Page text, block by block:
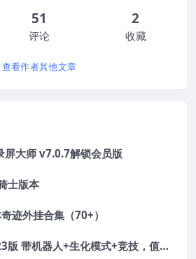
51
评论
2
收藏
查看作者其他文章
大师 v7.0.7解锁会员版
士版本
迹外挂合集（70+）
CF穿越火线2023版 带机器人+生化模式+竞技，值得收藏